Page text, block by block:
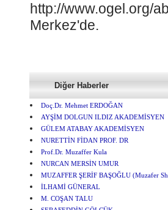
http://www.ogel.org/
Merkez'de.
Diğer Haberler
Doç.Dr. Mehmet ERDOĞAN
AYŞİM DOLGUN ILDIZ AKADEMİSYEN
GÜLEM ATABAY AKADEMİSYEN
NURETTİN FİDAN PROF. DR
Prof.Dr. Muzaffer Kula
NURCAN MERSİN UMUR
MUZAFFER ŞERİF BAŞOĞLU (Muzafer
İLHAMİ GÜNERAL
M. COŞAN TALU